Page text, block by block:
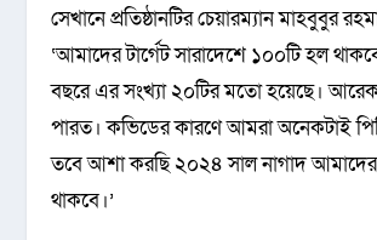
সেখানে প্রতিষ্ঠানটির চেয়ারম্যান মাহবুবুর
‘আমাদের টার্গেট সারাদেশে ১০০টি হল
বছরে এর সংখ্যা ২০টির মতো হয়েছে।
পারত। কভিডের কারণে আমরা অনেকটাই
তবে আশা করছি ২০২৪ সাল নাগাদ
থাকবে।’